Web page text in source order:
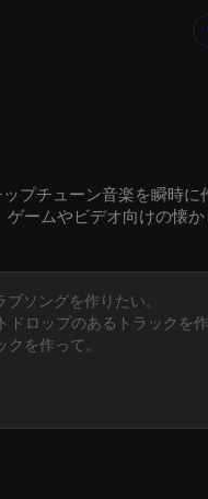
プチューン音楽を瞬時
ームやビデオ向けの懐